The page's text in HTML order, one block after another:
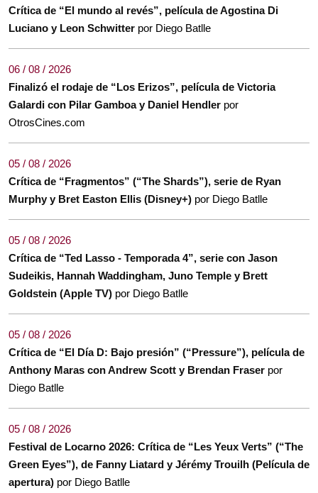
Crítica de “El mundo al revés”, película de Agostina Di
Luciano y Leon Schwitter por Diego Batlle
06 / 08 / 2026
Finalizó el rodaje de “Los Erizos”, película de Victoria
Galardi con Pilar Gamboa y Daniel Hendler por
OtrosCines.com
05 / 08 / 2026
Crítica de “Fragmentos” (“The Shards”), serie de Ryan
Murphy y Bret Easton Ellis (Disney+) por Diego Batlle
05 / 08 / 2026
Crítica de “Ted Lasso - Temporada 4”, serie con Jason
Sudeikis, Hannah Waddingham, Juno Temple y Brett
Goldstein (Apple TV) por Diego Batlle
05 / 08 / 2026
Crítica de “El Día D: Bajo presión” (“Pressure”), película de
Anthony Maras con Andrew Scott y Brendan Fraser por
Diego Batlle
05 / 08 / 2026
Festival de Locarno 2026: Crítica de “Les Yeux Verts” (“The
Green Eyes”), de Fanny Liatard y Jérémy Trouilh (Película de
apertura) por Diego Batlle